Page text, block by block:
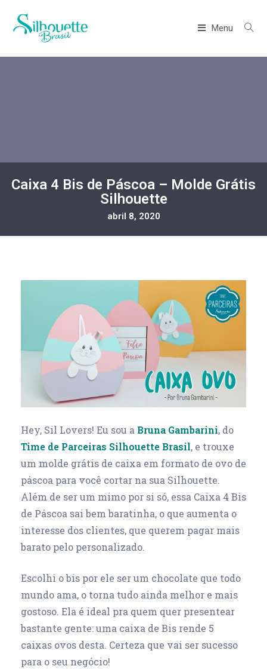
Menu
Caixa 4 Bis de Páscoa – Molde Grátis
Silhouette
abril 8, 2020
Hey, Sil Lovers! Eu sou a Bruna Gambarini, do
Time de Parceiras Silhouette Brasil, e trouxe
um molde grátis de caixa em formato de ovo de
páscoa para você cortar na sua Silhouette.
Além de ser um mimo por si só, essa Caixa 4 Bis
de Páscoa sai bem baratinha, o que aumenta o
interesse dos clientes, que querem pagar mais
barato pelo personalizado.
Escolhi o bis por ele ser um chocolate que todo
mundo ama, o torna tudo ainda melhor e mais
gostoso. Ela é ideal pra quem quer presentear
bastante gente: uma caixa de Bis rende 5
caixas ovos desta. Certeza que vai ser sucesso
para o seu negócio!